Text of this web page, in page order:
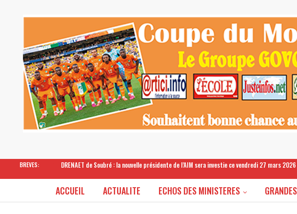
BREVES: DRENAET de Soubré : la nouvelle présidente de l’AIM sera investie ce vendredi 27 mars
ACCUEIL ACTUALITE ECHOS DES MINISTERES